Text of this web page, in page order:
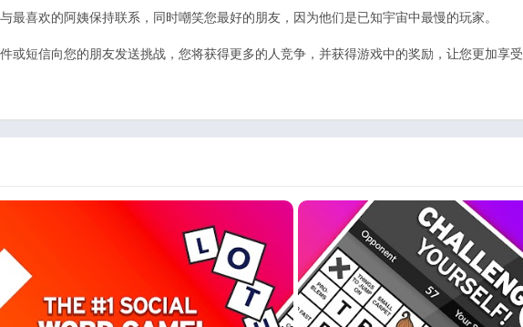
最喜欢的阿姨保持联系，同时嘲笑您最好的朋友，因为他们是已知宇宙中最慢的玩家。
或短信向您的朋友发送挑战，您将获得更多的人竞争，并获得游戏中的奖励，让您更加享受